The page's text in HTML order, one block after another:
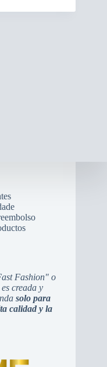
Fashion" o
creada y
solo para
calidad y la